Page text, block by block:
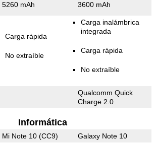
5260 mAh 3600 mAh
Carga rápida
No extraíble
Carga inalámbrica
integrada
Carga rápida
No extraíble
Qualcomm Quick
Charge 2.0
Informática
Mi Note 10 (CC9) Galaxy Note 10